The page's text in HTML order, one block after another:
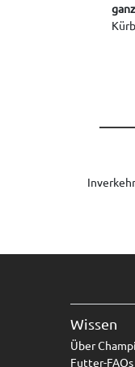
Wissen
Über
Futter-FAQs